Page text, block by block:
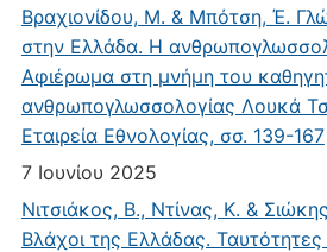
Βραχιονίδου, Μ. & Μπότση, Έ.
στην Ελλάδα. Η
Αφιέρωμα στη μνήμη του
ανθρωπογλωσσολογίας Λουκά
Εταιρεία Εθνολογίας, σσ. 139-167
7 Ιουνίου 2025
Νιτσιάκος, Β., Ντίνας, Κ. &
Βλάχοι της Ελλάδας. Ταυτότητες